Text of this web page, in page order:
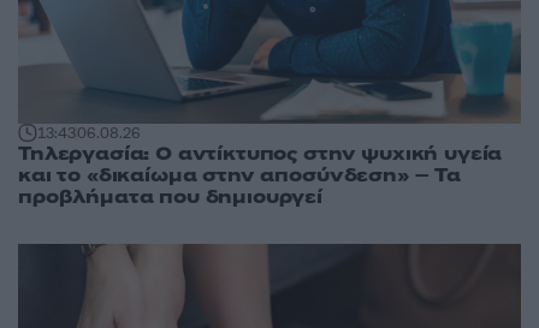
13:4306.08.26
Τηλεργασία: Ο αντίκτυπος στην ψυχική υγεία
και το «δικαίωμα στην αποσύνδεση» – Τα
προβλήματα που δημιουργεί